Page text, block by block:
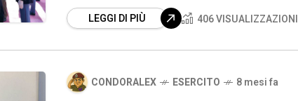
LEGGI DI PIÙ 406 VISUALIZZAZIONI
CONDORALEX ESERCITO 8 mesi fa